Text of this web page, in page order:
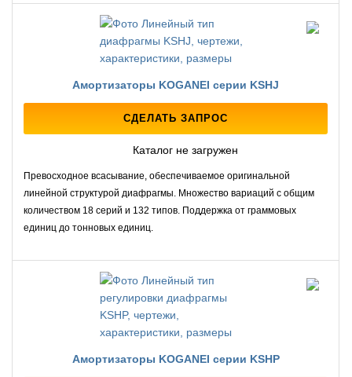
Амортизаторы KOGANEI серии KSHJ
СДЕЛАТЬ ЗАПРОС
Каталог не загружен
Превосходное всасывание, обеспечиваемое оригинальной
линейной структурой диафрагмы. Множество вариаций с общим
количеством 18 серий и 132 типов. Поддержка от граммовых
единиц до тонновых единиц.
Амортизаторы KOGANEI серии KSHP